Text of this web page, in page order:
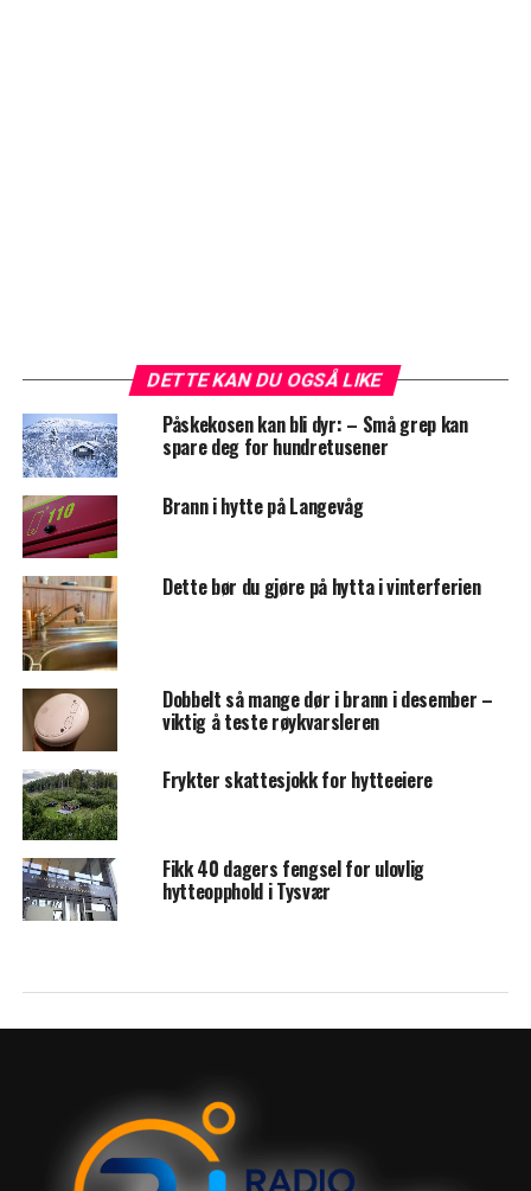
DETTE KAN DU OGSÅ LIKE
Påskekosen kan bli dyr: – Små grep kan
spare deg for hundretusener
Brann i hytte på Langevåg
Dette bør du gjøre på hytta i vinterferien
Dobbelt så mange dør i brann i desember –
viktig å teste røykvarsleren
Frykter skattesjokk for hytteeiere
Fikk 40 dagers fengsel for ulovlig
hytteopphold i Tysvær